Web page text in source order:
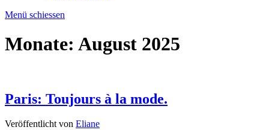
Menü schiessen
Monate: August 2025
Paris: Toujours à la mode.
Veröffentlicht von Eliane